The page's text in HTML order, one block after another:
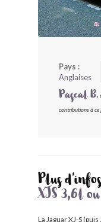
Pays :
Anglaises
Pascal B.
contributions à ce
Plus
XJS 3,6l
La Jaguar XJ-S